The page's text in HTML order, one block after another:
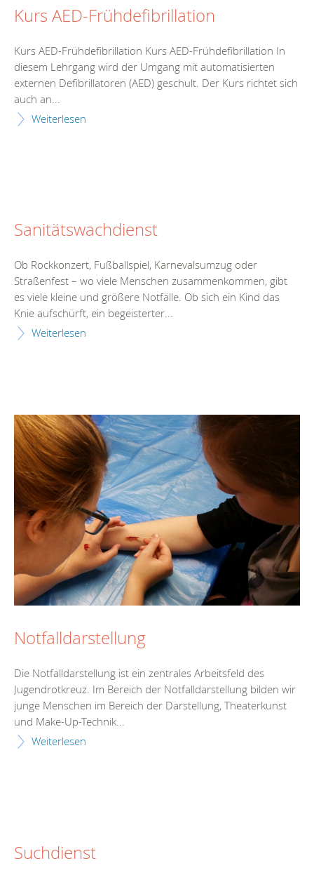
Kurs AED-Frühdefibrillation
Kurs AED-Frühdefibrillation Kurs AED-Frühdefibrillation In
diesem Lehrgang wird der Umgang mit automatisierten
externen Defibrillatoren (AED) geschult. Der Kurs richtet sich
auch an...
Weiterlesen
Sanitätswachdienst
Ob Rockkonzert, Fußballspiel, Karnevalsumzug oder
Straßenfest – wo viele Menschen zusammenkommen, gibt
es viele kleine und größere Notfälle. Ob sich ein Kind das
Knie aufschürft, ein begeisterter...
Weiterlesen
Notfalldarstellung
Die Notfalldarstellung ist ein zentrales Arbeitsfeld des
Jugendrotkreuz. Im Bereich der Notfalldarstellung bilden wir
junge Menschen im Bereich der Darstellung, Theaterkunst
und Make-Up-Technik...
Weiterlesen
Suchdienst